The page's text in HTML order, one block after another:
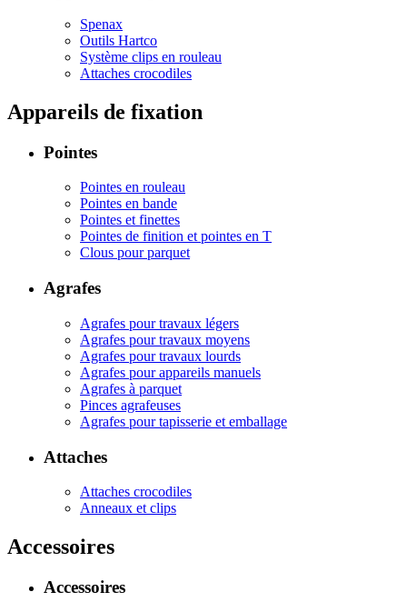
Spenax
Outils Hartco
Système clips en rouleau
Attaches crocodiles
Appareils de fixation
Pointes
Pointes en rouleau
Pointes en bande
Pointes et finettes
Pointes de finition et pointes en T
Clous pour parquet
Agrafes
Agrafes pour travaux légers
Agrafes pour travaux moyens
Agrafes pour travaux lourds
Agrafes pour appareils manuels
Agrafes à parquet
Pinces agrafeuses
Agrafes pour tapisserie et emballage
Attaches
Attaches crocodiles
Anneaux et clips
Accessoires
Accessoires